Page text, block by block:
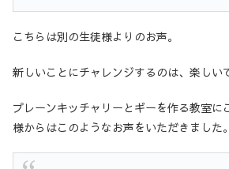
こちらは別の生徒様よりのお声。
新しいことにチャレンジするのは、楽しい
プレーンキッチャリーとギーを作る教室に
様からはこのようなお声をいただきました。